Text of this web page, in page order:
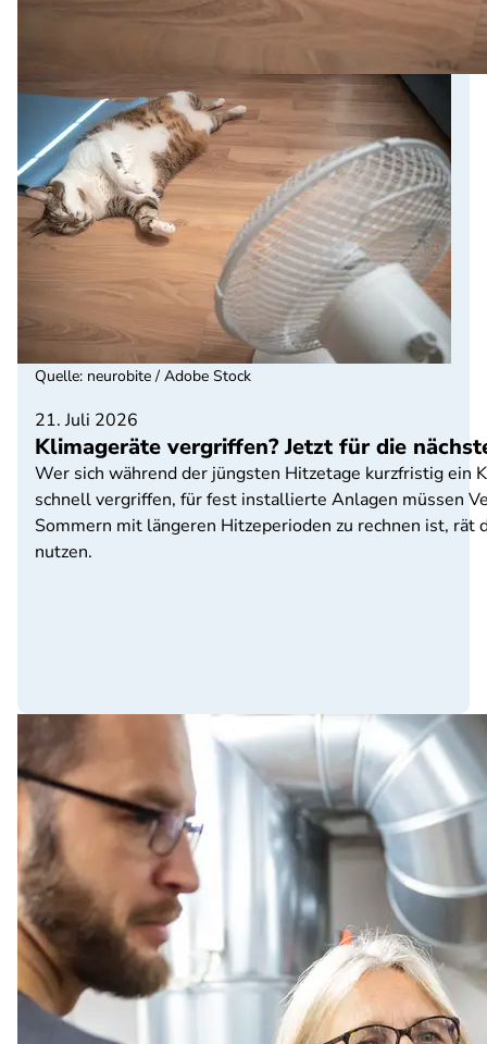
21. Juli 2026
Klimageräte vergriffen? Jetzt für die
Wer sich während der jüngsten Hitzetage kurzfristig
schnell vergriffen, für fest installierte Anlagen müssen
Sommern mit längeren Hitzeperioden zu rechnen ist,
nutzen.
Quelle: neurobite / Adobe Stock